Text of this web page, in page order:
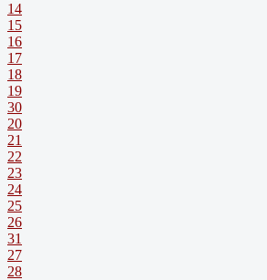
14
15
16
17
18
19
30
20
21
22
23
24
25
26
31
27
28